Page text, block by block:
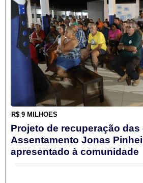
R$ 9 MILHÕES
Projeto de recuperação das
Assentamento Jonas
apresentado à comunidade